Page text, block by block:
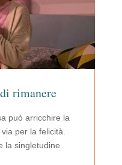
rimanere
può arricchire la
per la felicità.
la singletudine